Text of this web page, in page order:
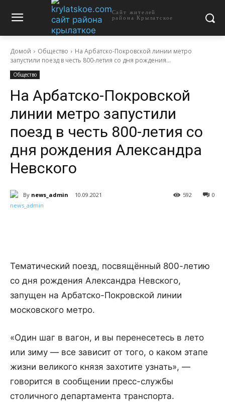
Сайт жителей
района Крылатское
Домой Общество
На Арбатско-Покровской линии метро
запустили поезд в честь 800-летия со дня рождения...
Общество
На Арбатско-Покровской
линии метро запустили
поезд в честь 800-летия со
дня рождения Александра
Невского
By news_admin 10.09.2021 0
592
Тематический поезд, посвящённый 800-летию
со дня рождения Александра Невского,
запущен на Арбатско-Покровской линии
московского метро.
«Один шаг в вагон, и вы перенесетесь в лето
или зиму — все зависит от того, о каком этапе
жизни великого князя захотите узнать», —
говорится в сообщении пресс-службы
столичного департамента транспорта.